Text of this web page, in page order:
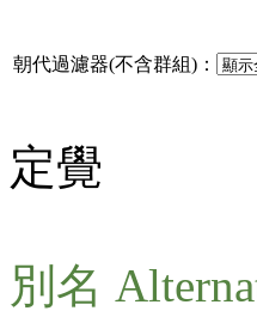
朝代過濾器(不含群組)：
定覺
別名